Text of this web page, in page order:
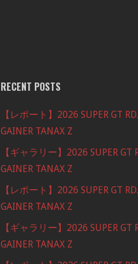
RECENT POSTS
【レポート】2026 SUPER GT
GAINER TANAX Z
【ギャラリー】2026 SUPER GT
GAINER TANAX Z
【レポート】2026 SUPER GT
GAINER TANAX Z
【ギャラリー】2026 SUPER GT
GAINER TANAX Z